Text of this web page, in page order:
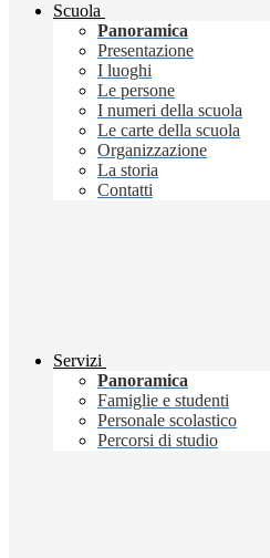
Scuola
Panoramica
Presentazione
I luoghi
Le persone
I numeri della scuola
Le carte della scuola
Organizzazione
La storia
Contatti
Servizi
Panoramica
Famiglie e studenti
Personale scolastico
Percorsi di studio